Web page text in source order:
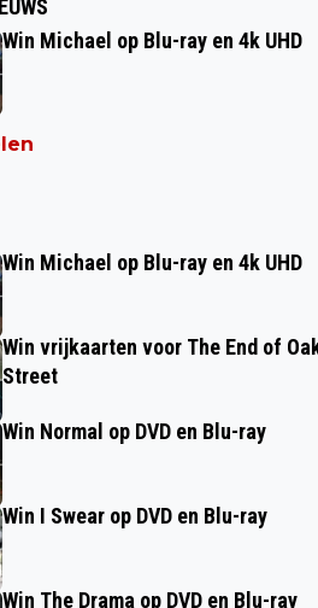
Win Michael op Blu-ray en 4k UHD
Win Michael op Blu-ray en 4k UHD
Win vrijkaarten voor The End of
Street
Win Normal op DVD en Blu-ray
Win I Swear op DVD en Blu-ray
Win The Drama op DVD en Blu-ray